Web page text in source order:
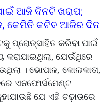
ଆଜି ଦିନଟି ଖରାପ;
କେମିତି କଟିବ ଆଜିର ଦିନ
ପ୍ରୋତ୍ସାହିତ କରିବା ପାଇଁ
କରାଯାଇଥିଲା, ଯେଉଁଥିରେ
। ଭୋପାଳ, କୋଲକାତା,
ଏନଫୋର୍ସମେଣ୍ଟ
ଯେ ଏହି ଚଢ଼ାଉରେ